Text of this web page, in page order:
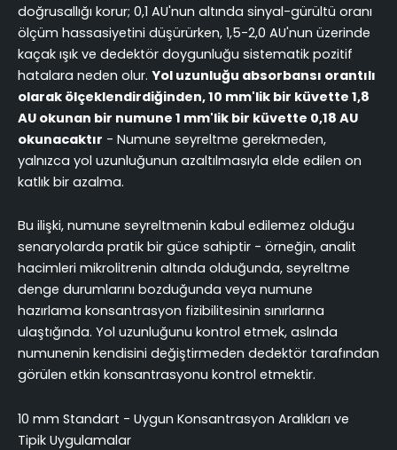
doğrusallığı korur; 0,1 AU'nun altında sinyal-gürültü oranı
ölçüm hassasiyetini düşürürken, 1,5-2,0 AU'nun üzerinde
kaçak ışık ve dedektör doygunluğu sistematik pozitif
hatalara neden olur. Yol uzunluğu absorbansı orantılı
olarak ölçeklendirdiğinden, 10 mm'lik bir küvette 1,8
AU okunan bir numune 1 mm'lik bir küvette 0,18 AU
okunacaktır - Numune seyreltme gerekmeden,
yalnızca yol uzunluğunun azaltılmasıyla elde edilen on
katlık bir azalma.
Bu ilişki, numune seyreltmenin kabul edilemez olduğu
senaryolarda pratik bir güce sahiptir - örneğin, analit
hacimleri mikrolitrenin altında olduğunda, seyreltme
denge durumlarını bozduğunda veya numune
hazırlama konsantrasyon fizibilitesinin sınırlarına
ulaştığında. Yol uzunluğunu kontrol etmek, aslında
numunenin kendisini değiştirmeden dedektör tarafından
görülen etkin konsantrasyonu kontrol etmektir.
10 mm Standart - Uygun Konsantrasyon Aralıkları ve
Tipik Uygulamalar